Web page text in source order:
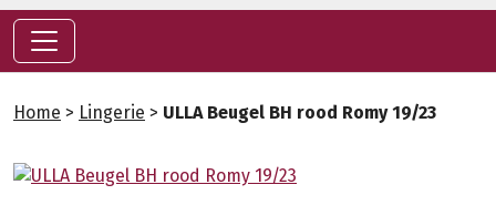
Home > Lingerie > ULLA Beugel BH rood Romy 19/23